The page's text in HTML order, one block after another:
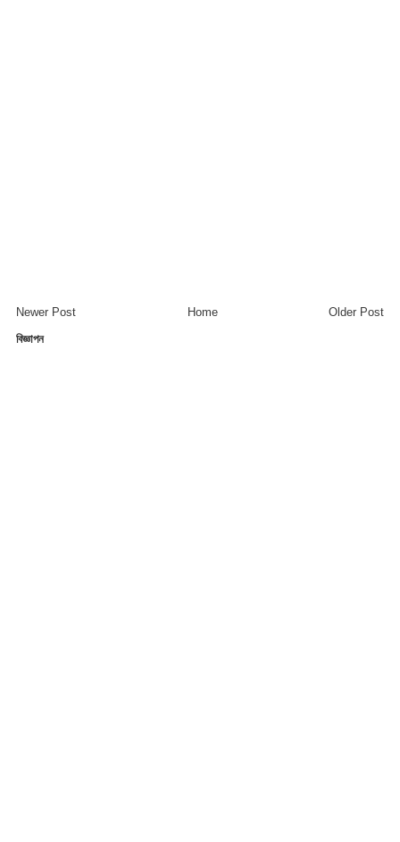
Newer Post Older Post
Home
বিজ্ঞাপন